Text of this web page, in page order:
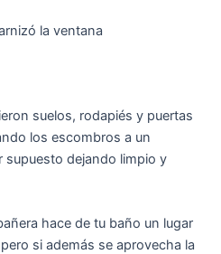
la ventana
suelos, rodapiés y puertas
los escombros a un
supuesto dejando limpio y
hace de tu baño un lugar
si además se aprovecha la